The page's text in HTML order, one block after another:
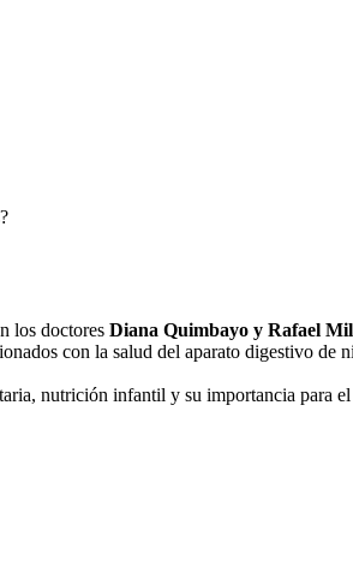
los doctores Diana Quimbayo y Rafael
con la salud del aparato digestivo
nutrición infantil y su importancia para